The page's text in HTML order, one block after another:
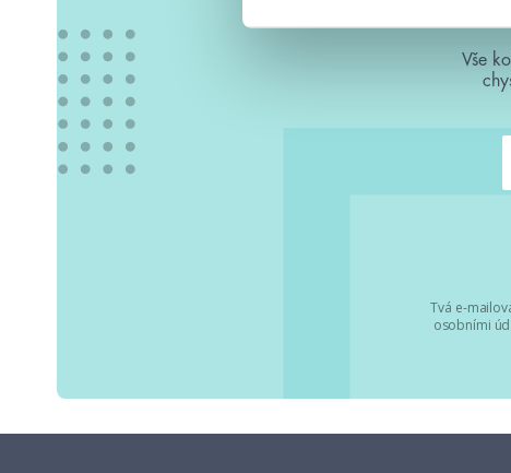
Vše
Tvá e-
osobními